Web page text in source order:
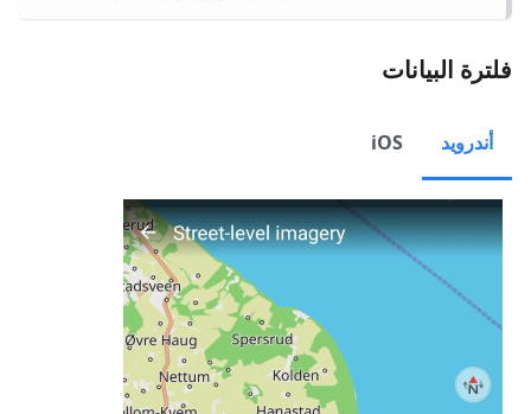
فلترة البيانات
أندرويد iOS